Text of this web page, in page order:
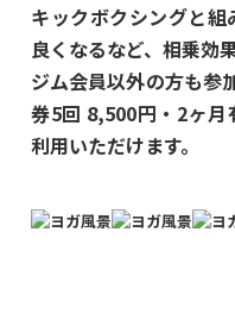
キックボクシングと
良くなるなど、相乗効
ジム会員以外の方も参
券5回 8,500円・2ヶ月
利用いただけます。